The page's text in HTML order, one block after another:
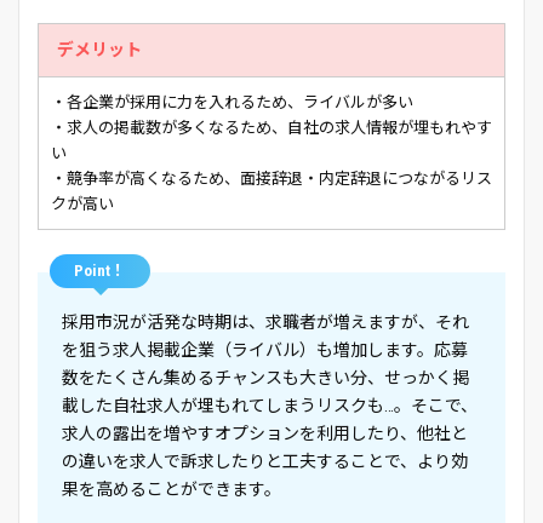
デメリット
・各企業が採用に力を入れるため、ライバルが多い
・求人の掲載数が多くなるため、自社の求人情報が埋もれやす
い
・競争率が高くなるため、面接辞退・内定辞退につながるリス
クが高い
Point！
採用市況が活発な時期は、求職者が増えますが、それ
を狙う求人掲載企業（ライバル）も増加します。応募
数をたくさん集めるチャンスも大きい分、せっかく掲
載した自社求人が埋もれてしまうリスクも…。そこで、
求人の露出を増やすオプションを利用したり、他社と
の違いを求人で訴求したりと工夫することで、より効
果を高めることができます。